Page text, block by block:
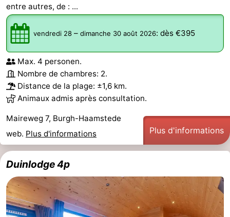
Sportive
Equitation
Observation
des
phoques
Boire
et
manger
Événements
Pratiques
Route
Stationnement
Adresses
Médicales
Région
entre autres, de : ...
vendredi 28 – dimanche 30 août 2026: dès €395
Max. 4 personen.
Nombre de chambres: 2.
Distance de la plage: ±1,6 km.
Animaux admis après consultation.
Maireweg 7, Burgh-Haamstede
web. Plus d'informations Plus d'informations
Duinlodge 4p